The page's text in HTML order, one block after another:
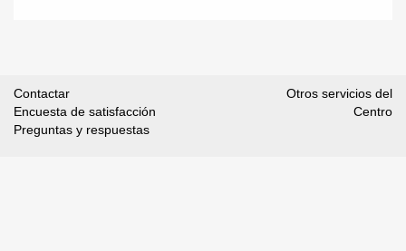
Contactar
Encuesta de satisfacción
Preguntas y respuestas
Otros servicios del
Centro